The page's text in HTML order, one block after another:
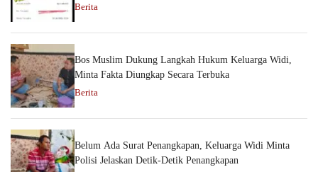
Berita
Bos Muslim Dukung Langkah Hukum Keluarga Widi,
Minta Fakta Diungkap Secara Terbuka
Berita
Belum Ada Surat Penangkapan, Keluarga Widi Minta
Polisi Jelaskan Detik-Detik Penangkapan